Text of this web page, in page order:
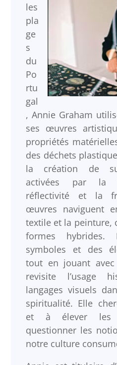
les
pla
ge
s
du
Po
rtu
gal
, Annie Graham
ses œuvres
propriétés
des déchets
la création de
activées par la
réflectivité et la
œuvres naviguent
textile et la peinture,
formes hybrides.
symboles et des
tout en jouant
revisite l’usage
langages visuels
spiritualité. Elle
et à élever les
questionner les
notre culture